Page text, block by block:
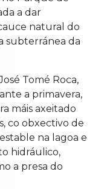
a dar
natural do
subterránea da
Tomé Roca,
a primavera,
máis axeitado
co obxectivo de
na lagoa e
hidráulico,
a presa do